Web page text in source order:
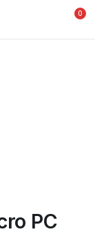
0
PC